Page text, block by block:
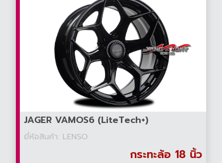
JAGER VAMOS6 (LiteTech+)
ยี่ห้อสินค้า: LENSO
กระทะล้อ 18 นิ้ว